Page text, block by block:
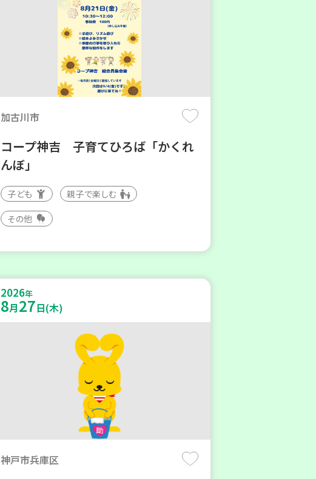
加古川市
コープ神吉 子育てひろば「かくれ
んぼ」
子ども 親子で楽しむ
その他
2026年
8月27日(木)
神戸市兵庫区